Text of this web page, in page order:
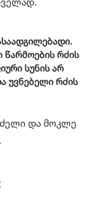
წარმოების რძის
სუნის არ
უვნებელი რძის
და მოკლე